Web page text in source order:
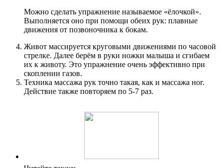
Можно сделать упражнение называемое «ёлочкой».
Выполняется оно при помощи обеих рук: плавные
движения от позвоночника к бокам.
Живот массируется круговыми движениями по часовой
стрелке. Далее берём в руки ножки малыша и сгибаем
их к животу. Это упражнение очень эффективно при
скоплении газов.
Техника массажа рук точно такая, как и массажа ног.
Действие также повторяем по 5-7 раз.